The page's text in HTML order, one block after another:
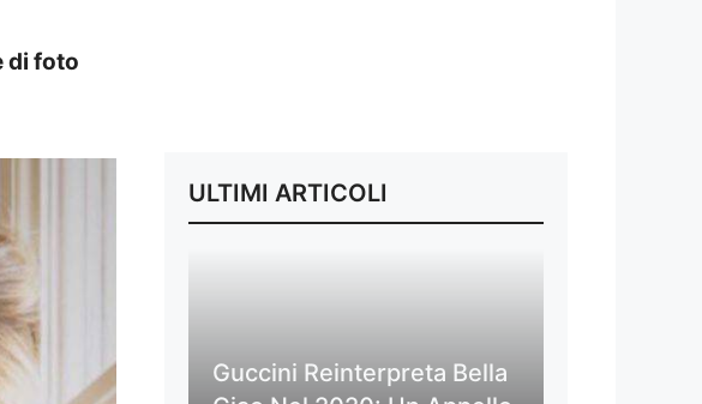
di foto
ULTIMI ARTICOLI
Guccini Reinterpreta Bella